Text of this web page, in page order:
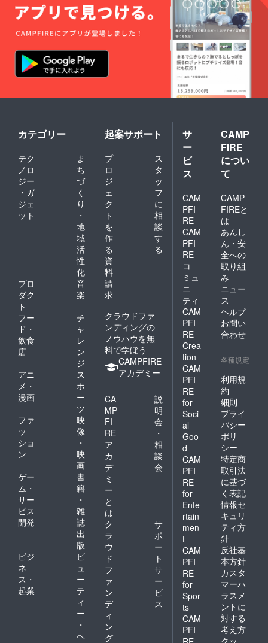
カテゴリー
テク
ノロ
ジー
・ガ
ジェ
ット
ま
ち
づ
く
り
・
地
域
活
性
化
プロ
ダク
ト
音
楽
フー
ド・
飲食
店
チ
ャ
レ
ン
ジ
アニ
メ・
漫画
ス
ポ
ー
ツ
ファ
ッ
ショ
ン
映
像
・
映
画
ゲー
ム・
サー
ビス
開発
書
籍
・
雑
誌
出
版
ビジ
ネ
ス・
起業
ビ
ュ
ー
テ
ィ
ー
・
ヘ
起案サポート
プ
ロ
ジ
ェ
ク
ト
を
作
る
ス
タ
ッ
フ
に
相
談
す
る
資
料
請
求
クラウドファ
ンディングの
ノウハウを無
料で学ぼう
CAMPFIRE
アカデミー
CA
MP
FI
RE
ア
カ
デ
ミ
ー
と
は
説
明
会
・
相
談
会
ク
ラ
ウ
ド
フ
ァ
ン
デ
ィ
ン
グ
サ
ポ
ー
ト
サ
ー
ビ
ス
サ
ー
ビ
ス
CAM
PFI
RE
CAM
PFI
RE
コ
ミュ
ニ
ティ
CAM
PFI
RE
Crea
tion
CAM
PFI
RE
for
Soci
al
Goo
d
CAM
PFI
RE
for
Ente
rtain
men
t
CAM
PFI
RE
for
Spor
ts
CAM
PFI
CAMP
FIRE
につい
て
CAMP
FIREと
は
あんし
ん・安
全への
取り組
み
ニュー
ス
ヘルプ
お問い
合わせ
各種規定
利用規
約
細則
プライ
バシー
ポリ
シー
特定商
取引法
に基づ
く表記
情報セ
キュリ
ティ方
針
反社基
本方針
カスタ
マーハ
ラスメ
ントに
対する
考え方
クッ